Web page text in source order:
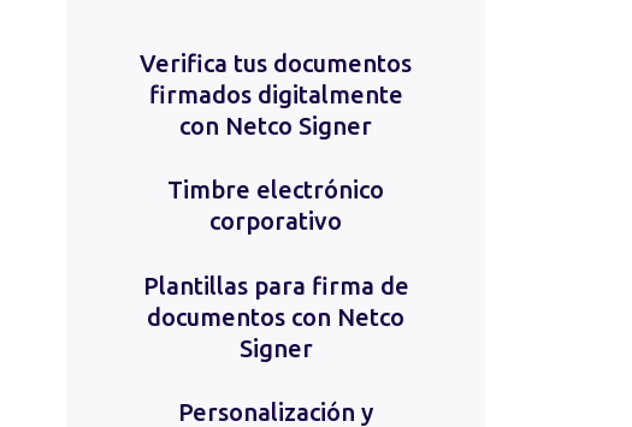
Verifica tus documentos
firmados digitalmente
con Netco Signer
Timbre electrónico
corporativo
Plantillas para firma de
documentos con Netco
Signer
Personalización y